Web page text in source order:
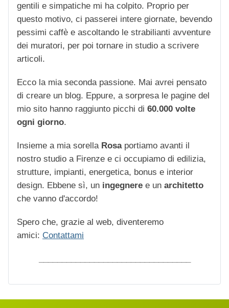
gentili e simpatiche mi ha colpito. Proprio per
questo motivo, ci passerei intere giornate, bevendo
pessimi caffè e ascoltando le strabilianti avventure
dei muratori, per poi tornare in studio a scrivere
articoli.
Ecco la mia seconda passione. Mai avrei pensato
di creare un blog. Eppure, a sorpresa le pagine del
mio sito hanno raggiunto picchi di 60.000 volte
ogni giorno.
Insieme a mia sorella Rosaportiamo avanti il
nostro studio a Firenze e ci occupiamo di edilizia,
strutture, impianti, energetica, bonus e interior
design. Ebbene sì, un ingegnere e un architetto
che vanno d'accordo!
Spero che, grazie al web, diventeremo
amici: Contattami